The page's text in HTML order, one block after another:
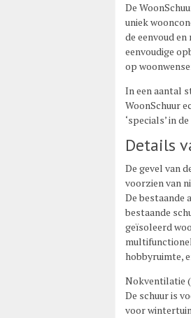
De
uniek
de eenvoud
eenvoudige
op
In een aantal
WoonSchuur
‘specials’ in
Details
De gevel van
voorzien van
De bestaande
bestaande
geïsoleerd
hobbyruimte,
Nokventilatie
De schuur is
voor